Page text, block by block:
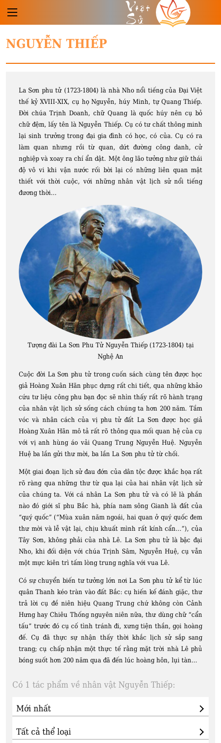
Việt
Sử
NGUYỄN THIẾP
La Sơn phu tử (1723-1804) là nhà Nho nổi tiếng của Đại Việt
thế kỷ XVIII-XIX, cụ họ Nguyễn, húy Minh, tự Quang Thiếp.
Đời chúa Trịnh Doanh, chữ Quang là quốc húy nên cụ bỏ
chữ đệm, lấy tên là Nguyễn Thiếp. Cụ có tư chất thông minh
lại sinh trưởng trong đại gia đình có học, có của. Cụ có ra
làm quan nhưng rồi từ quan, dứt đường công danh, cử
nghiệp và xoay ra chí ẩn dật. Một ông lão tưởng như giữ thái
độ vô vi khi vận nước rối bời lại có những liên quan mật
thiết với thời cuộc, với những nhân vật lịch sử nổi tiếng
đương thời…
Tượng đài La Sơn Phu Tử Nguyễn Thiếp (1723-1804) tại
Nghệ An
Cuộc đời La Sơn phu tử trong cuốn sách cùng tên được học
giả Hoàng Xuân Hãn phục dựng rất chi tiết, qua những khảo
cứu tư liệu công phu bạn đọc sẽ nhìn thấy rất rõ hành trạng
của nhân vật lịch sử sống cách chúng ta hơn 200 năm. Tầm
vóc và nhân cách của vị phu tử đất La Sơn được học giả
Hoàng Xuân Hãn mô tả rất rõ thông qua mối quan hệ của cụ
với vị anh hùng áo vải Quang Trung Nguyễn Huệ. Nguyễn
Huệ ba lần gửi thư mời, ba lần La Sơn phu tử từ chối.
Một giai đoạn lịch sử đau đớn của dân tộc được khắc họa rất
rõ ràng qua những thư từ qua lại của hai nhân vật lịch sử
của chúng ta. Với cá nhân La Sơn phu tử và có lẽ là phần
nào đó giới sĩ phu Bắc hà, phía nam sông Gianh là đất của
“quý quốc” (“Mùa xuân năm ngoái, hai quan ở quý quốc đem
thư mời và lễ vật lại, chịu khuất mình rất kính cẩn…”), của
Tây Sơn, không phải của nhà Lê. La Sơn phu tử là bậc đại
Nho, khi đối diện với chúa Trịnh Sâm, Nguyễn Huệ, cụ vẫn
một mực kiên trì tấm lòng trung nghĩa với vua Lê.
Có sự chuyển biến tư tưởng lớn nơi La Sơn phu tử kể từ lúc
quân Thanh kéo tràn vào đất Bắc: cụ hiến kế đánh giặc, thư
trả lời cụ đề niên hiệu Quang Trung chứ không còn Cảnh
Hưng hay Chiêu Thống nguyên niên nữa, thư dùng chữ “cẩn
tấu” trước đó cụ cố tình tránh đi, xưng tiện thần, gọi hoàng
đế. Cụ đã thực sự nhận thấy thời khắc lịch sử sắp sang
trang; cụ chấp nhận một thực tế rằng mặt trời nhà Lê phủ
bóng suốt hơn 200 năm qua đã đến lúc hoàng hôn, lụi tàn…
Có 1 tác phẩm về nhân vật Nguyễn Thiếp: